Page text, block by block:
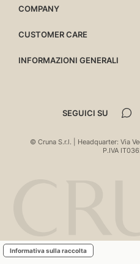
COMPANY
CUSTOMER CARE
INFORMAZIONI GENERALI
SEGUICI SU
© Cruna S.r.l. | Headquarter: Via
P.IVA
Informativa sulla raccolta